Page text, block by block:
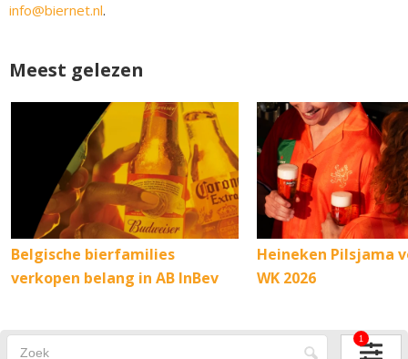
info@biernet.nl.
Meest gelezen
Belgische bierfamilies
verkopen belang in AB InBev
Heineken Pilsjama
WK 2026
1